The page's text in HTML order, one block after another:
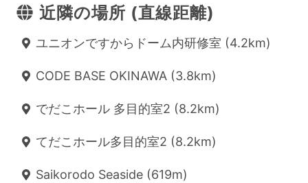
近隣の場所 (直線距離)
ユニオンですからドーム内研修室 (4.2km)
CODE BASE OKINAWA (3.8km)
でだこホール 多目的室2 (8.2km)
てだこホール多目的室2 (8.2km)
Saikorodo Seaside (619m)